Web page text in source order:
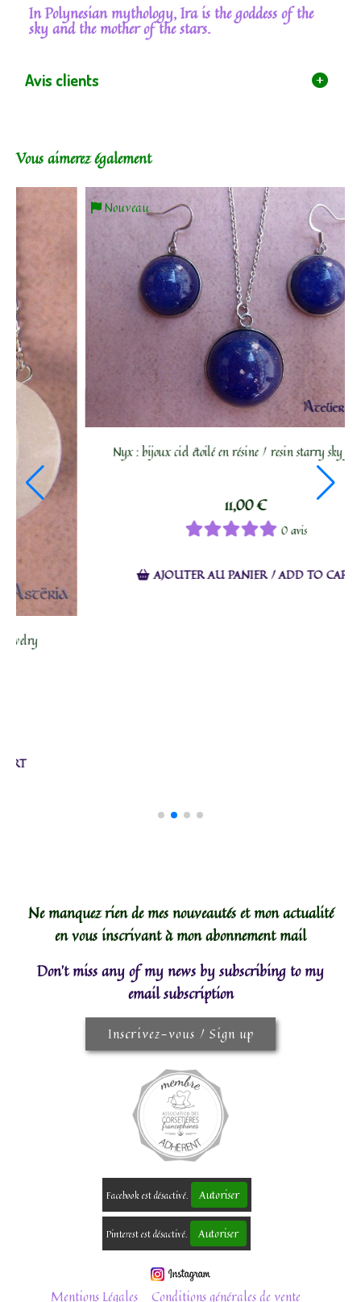
In Polynesian mythology, Ira is the goddess of the
sky and the mother of the stars.
Avis clients
Vous aimerez également
sorcier/ Wizard magic wand
10,00
AU PANIER / ADD TO CART
Nouveau
Ne manquez rien de mes nouveautés et mon actualité
en vous inscrivant à mon abonnement mail
Don't miss any of my news by subscribing to my
email subscription
Inscrivez-vous / Sign up
Facebook est désactivé. Autoriser
Pinterest est désactivé. Autoriser
Mentions Légales Conditions générales de vente